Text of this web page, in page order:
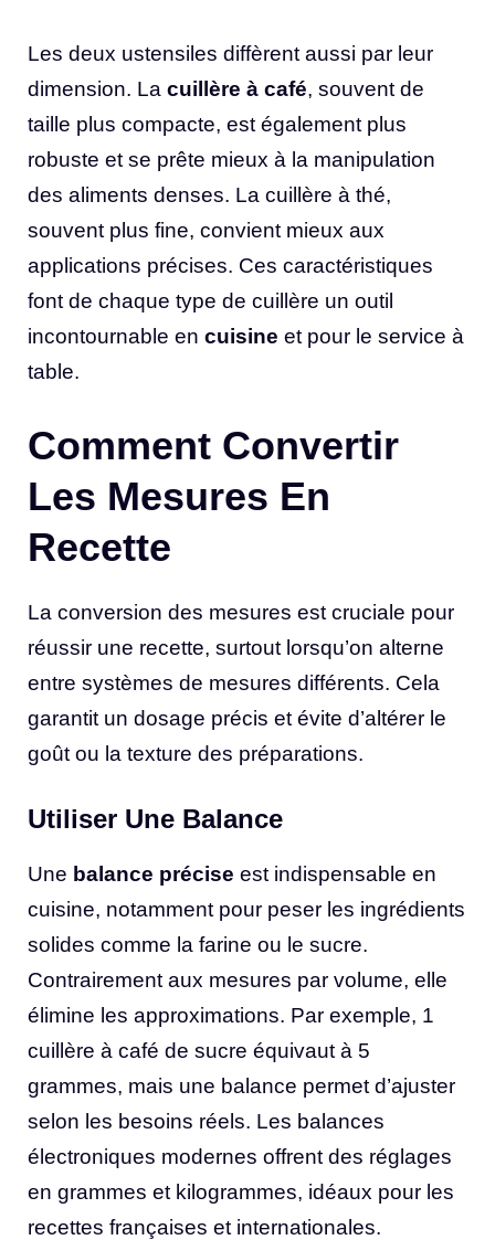
Les deux ustensiles diffèrent aussi par leur
dimension. La cuillère à café, souvent de
taille plus compacte, est également plus
robuste et se prête mieux à la manipulation
des aliments denses. La cuillère à thé,
souvent plus fine, convient mieux aux
applications précises. Ces caractéristiques
font de chaque type de cuillère un outil
incontournable en cuisine et pour le service à
table.
Comment Convertir
Les Mesures En
Recette
La conversion des mesures est cruciale pour
réussir une recette, surtout lorsqu’on alterne
entre systèmes de mesures différents. Cela
garantit un dosage précis et évite d’altérer le
goût ou la texture des préparations.
Utiliser Une Balance
Une balance précise est indispensable en
cuisine, notamment pour peser les ingrédients
solides comme la farine ou le sucre.
Contrairement aux mesures par volume, elle
élimine les approximations. Par exemple, 1
cuillère à café de sucre équivaut à 5
grammes, mais une balance permet d’ajuster
selon les besoins réels. Les balances
électroniques modernes offrent des réglages
en grammes et kilogrammes, idéaux pour les
recettes françaises et internationales.